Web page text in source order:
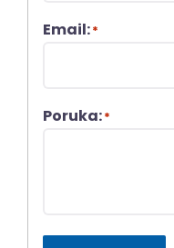
Email:*
Poruka:*